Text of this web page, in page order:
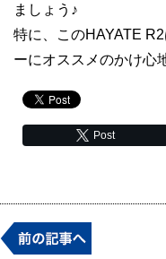
ましょう♪
特に、このHAYATE
ーにオススメのかけ心
Post